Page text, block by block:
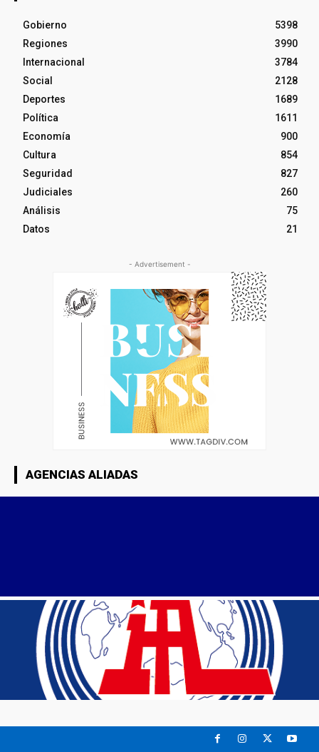
Gobierno
5398
Regiones
3990
Internacional
3784
Social
2128
Deportes
1689
Política
1611
Economía
900
Cultura
854
Seguridad
827
Judiciales
260
Análisis
75
Datos
21
- Advertisement -
AGENCIAS ALIADAS